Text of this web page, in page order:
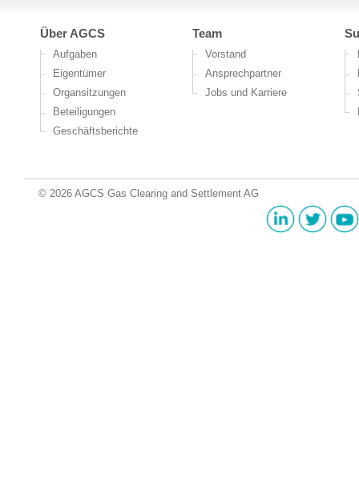
Über AGCS
Aufgaben
Eigentümer
Organsitzungen
Beteiligungen
Geschäftsberichte
Team
Vorstand
Ansprechpartner
Jobs und Karriere
© 2026 AGCS Gas Clearing and Settlement AG